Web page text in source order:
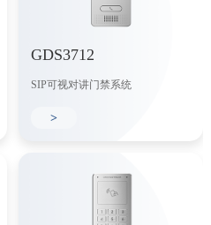
GDS3712
SIP可视对讲门禁系统
>